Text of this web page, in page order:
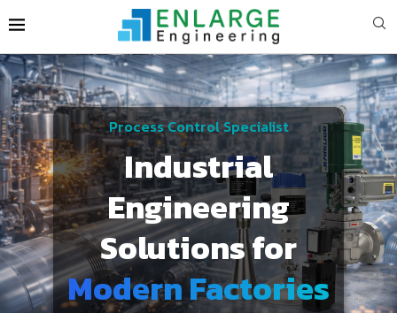
Process Control Specialist
Industrial
Engineering
Solutions for
Modern Factories